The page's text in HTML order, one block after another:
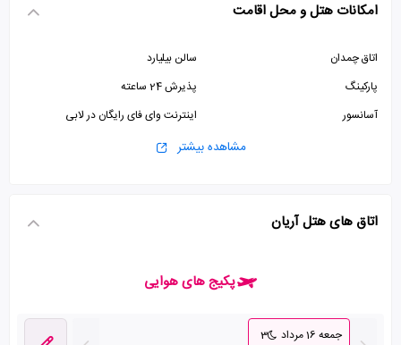
امکانات هتل و محل اقامت
اتاق چمدان
سالن بیلیارد
پارکینگ
پذیرش 24 ساعته
آسانسور
اینترنت وای فای رایگان در لابی
مشاهده بیشتر
اتاق های هتل آریان
پکیج های هوایی
جمعه 16 مرداد
3